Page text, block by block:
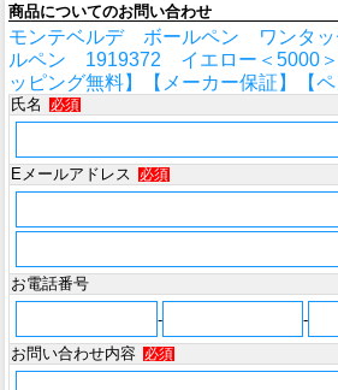
商品についてのお問い合わせ
モンテベルデ ボールペン ワンタッ
ルペン 1919372 イエロー＜5000＞
ッピング無料】【メーカー保証】【ペ
氏名 必須
Eメールアドレス 必須
お電話番号
-
-
お問い合わせ内容
必須